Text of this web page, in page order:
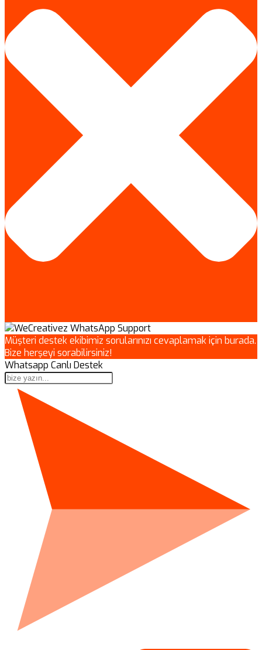
Müşteri destek ekibimiz sorularınızı cevaplamak için burada.
Bize herşeyi sorabilirsiniz!
Whatsapp Canlı Destek